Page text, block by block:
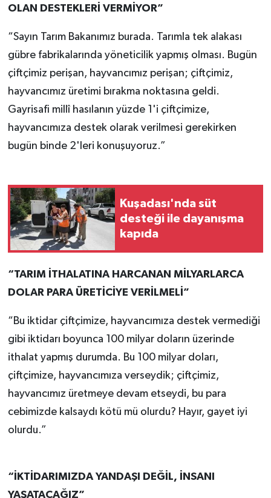
OLAN DESTEKLERİ VERMİYOR”
“Sayın Tarım Bakanımız burada. Tarımla tek alakası
gübre fabrikalarında yöneticilik yapmış olması. Bugün
çiftçimiz perişan, hayvancımız perişan; çiftçimiz,
hayvancımız üretimi bırakma noktasına geldi.
Gayrisafi millî hasılanın yüzde 1'i çiftçimize,
hayvancımıza destek olarak verilmesi gerekirken
bugün binde 2'leri konuşuyoruz.”
Kuşadası'nda süt
desteği ile dayanışma
kapıda
“TARIM İTHALATINA HARCANAN MİLYARLARCA
DOLAR PARA ÜRETİCİYE VERİLMELİ”
“Bu iktidar çiftçimize, hayvancımıza destek vermediği
gibi iktidarı boyunca 100 milyar doların üzerinde
ithalat yapmış durumda. Bu 100 milyar doları,
çiftçimize, hayvancımıza verseydik; çiftçimiz,
hayvancımız üretmeye devam etseydi, bu para
cebimizde kalsaydı kötü mü olurdu? Hayır, gayet iyi
olurdu.”
“İKTİDARIMIZDA YANDAŞI DEĞİL, İNSANI
YAŞATACAĞIZ”